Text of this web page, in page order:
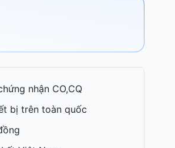
nhận CO,CQ
bị trên toàn quốc